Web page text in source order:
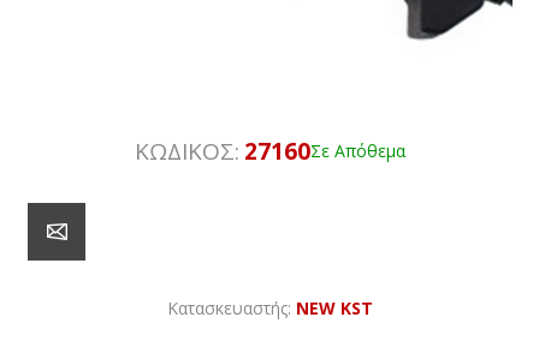
ΚΩΔΙΚΟΣ: 27160Σε Απόθεμα
Κατασκευαστής: NEW KST